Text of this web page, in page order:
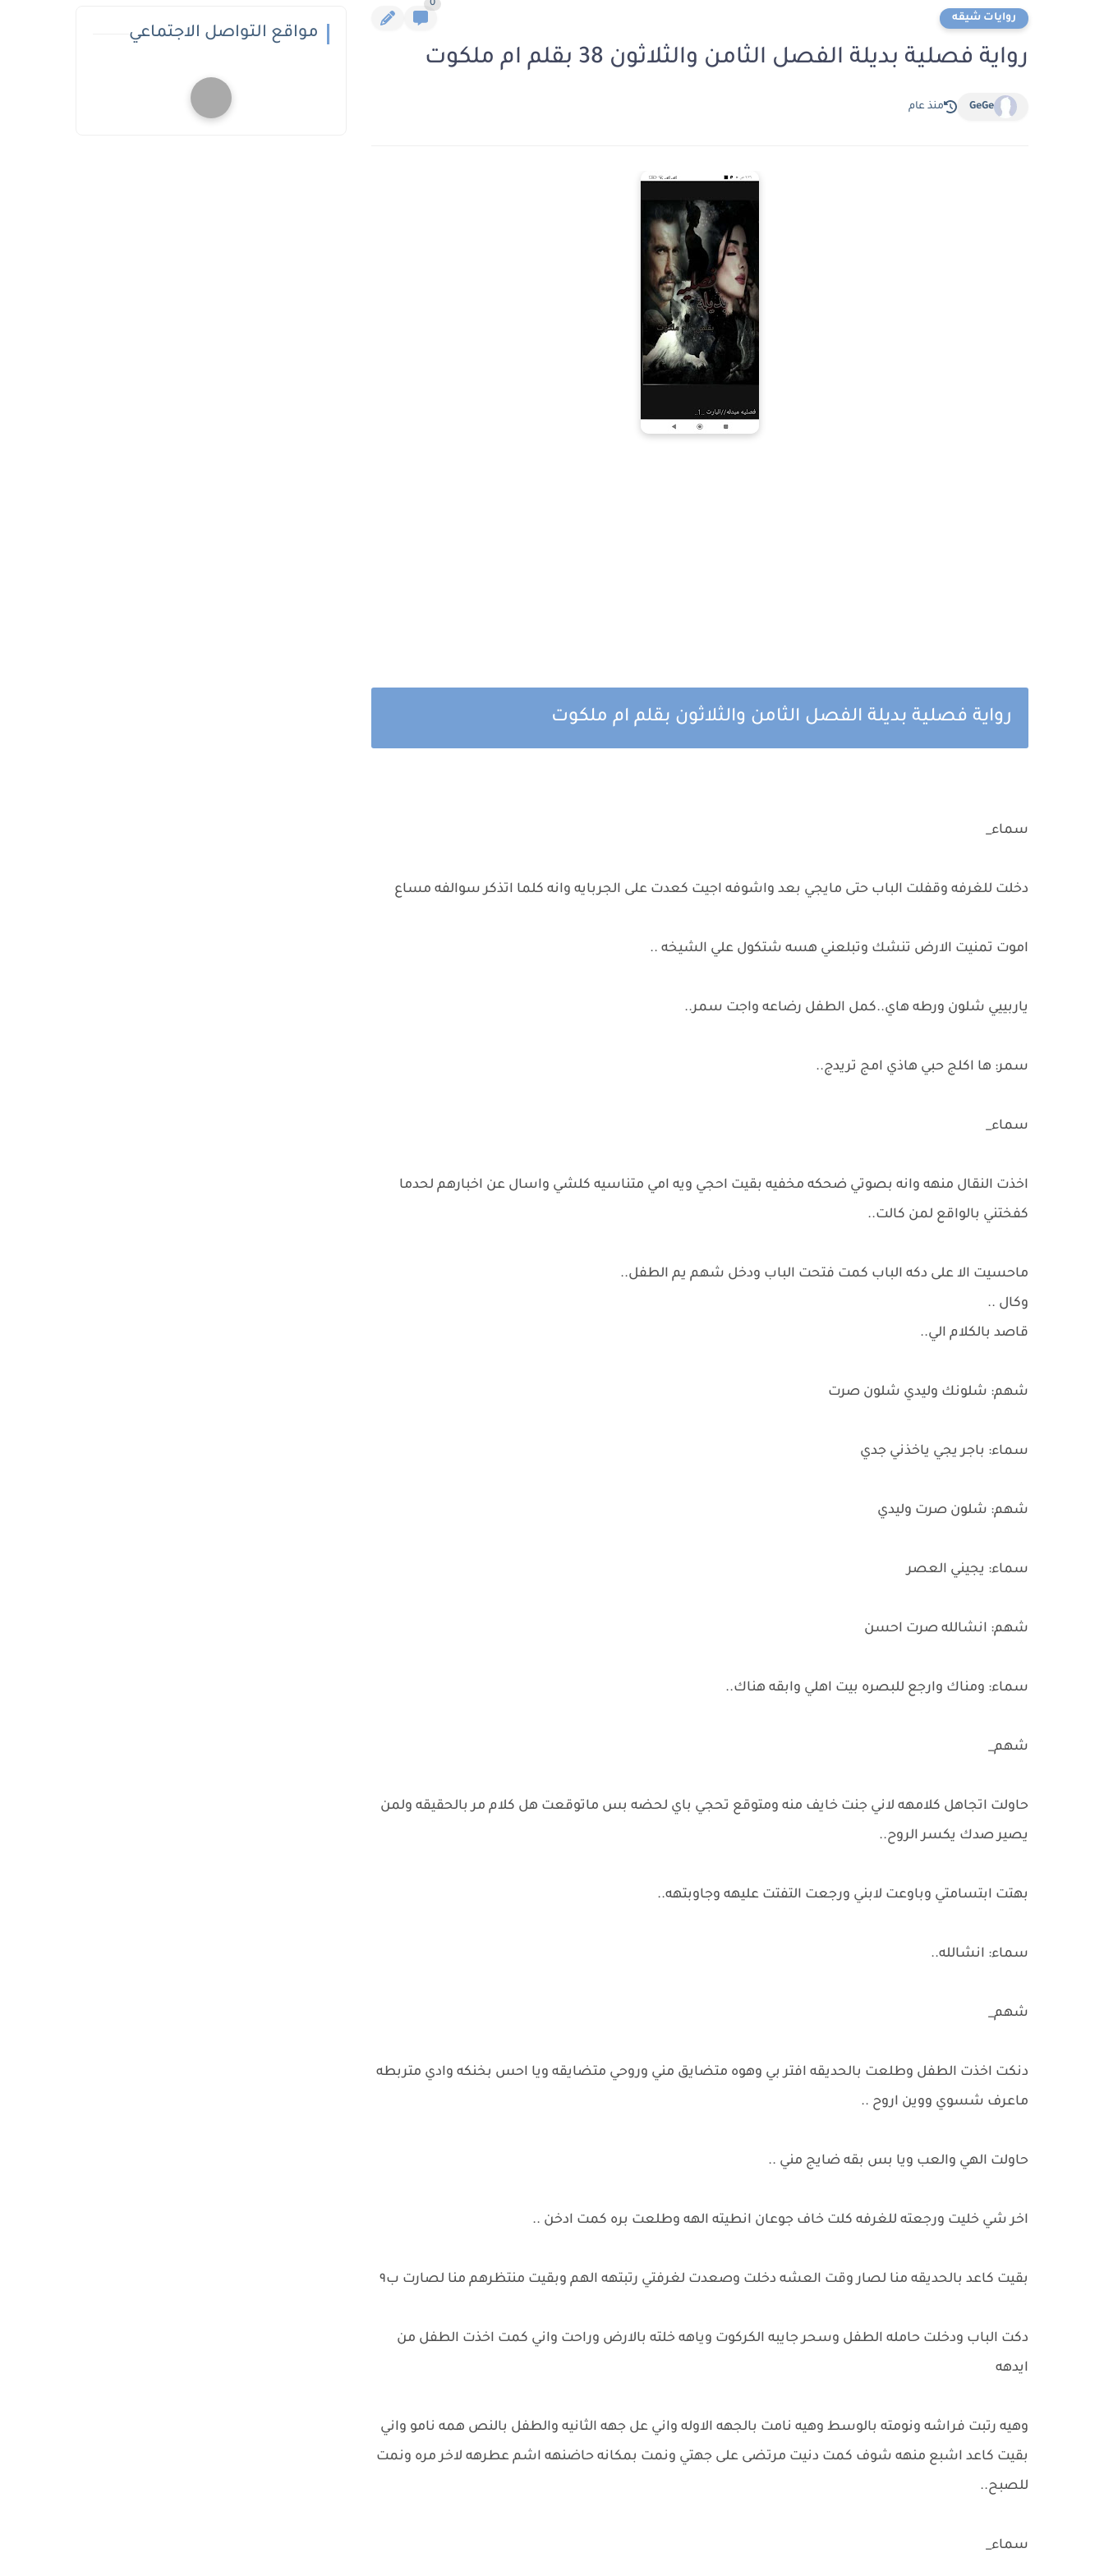
روايات شيقه
0
رواية فصلية بديلة الفصل الثامن والثلاثون 38 بقلم ام ملكوت
GeGe منذ عام
رواية فصلية بديلة الفصل الثامن والثلاثون بقلم ام ملكوت
سماء_
دخلت للغرفه وقفلت الباب حتى مايجي بعد واشوفه اجيت كعدت على الجربايه وانه كلما اتذكر سوالفه مساع
اموت تمنيت الارض تنشك وتبلعني هسه شتكول علي الشيخه ..
ياربييي شلون ورطه هاي..كمل الطفل رضاعه واجت سمر..
سمر: ها اكلج حبي هاذي امج تريدج..
سماء_
اخذت النقال منهه وانه بصوتي ضحكه مخفيه بقيت احجي ويه امي متناسيه كلشي واسال عن اخبارهم لحدما
كفختني بالواقع لمن كالت..
ماحسيت الا على دكه الباب كمت فتحت الباب ودخل شهم يم الطفل..
وكال ..
قاصد بالكلام الي..
شهم: شلونك وليدي شلون صرت
سماء: باجر يجي ياخذني جدي
شهم: شلون صرت وليدي
سماء: يجيني العصر
شهم: انشالله صرت احسن
سماء: ومناك وارجع للبصره بيت اهلي وابقه هناك..
شهم_
حاولت اتجاهل كلامهه لاني جنت خايف منه ومتوقع تحجي باي لحضه بس ماتوقعت هل كلام مر بالحقيقه ولمن
يصير صدك يكسر الروح..
بهتت ابتسامتي وباوعت لابني ورجعت التفتت عليهه وجاوبتهه..
سماء: انشالله..
شهم_
دنكت اخذت الطفل وطلعت بالحديقه افتر بي وهوه متضايق مني وروحي متضايقه ويا احس بخنكه وادي متربطه
ماعرف شسوي ووين اروح ..
حاولت الهي والعب ويا بس بقه ضايج مني ..
اخر شي خليت ورجعته للغرفه كلت خاف جوعان انطيته الهه وطلعت بره كمت ادخن ..
بقيت كاعد بالحديقه منا لصار وقت العشه دخلت وصعدت لغرفتي رتبتهه الهم وبقيت منتظرهم منا لصارت ب٩
دكت الباب ودخلت حامله الطفل وسحر جايبه الكركوت وياهه خلته بالارض وراحت واني كمت اخذت الطفل من
ايدهه
وهيه رتبت فراشه ونومته بالوسط وهيه نامت بالجهه الاوله واني عل جهه الثانيه والطفل بالنص همه نامو واني
بقيت كاعد اشبع منهه شوف كمت دنيت مرتضى على جهتي ونمت بمكانه حاضنهه اشم عطرهه لاخر مره ونمت
للصبح..
سماء_
مواقع التواصل الاجتماعي